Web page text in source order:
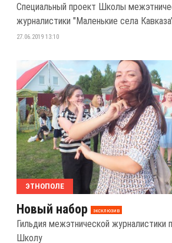
Специальный проект Школы
журналистики "Маленькие села
27.06.2019 13:10
ЭТНОПОЛЕ
Новый набор эксклюзив
Гильдия межэтнической журналистики
Школу